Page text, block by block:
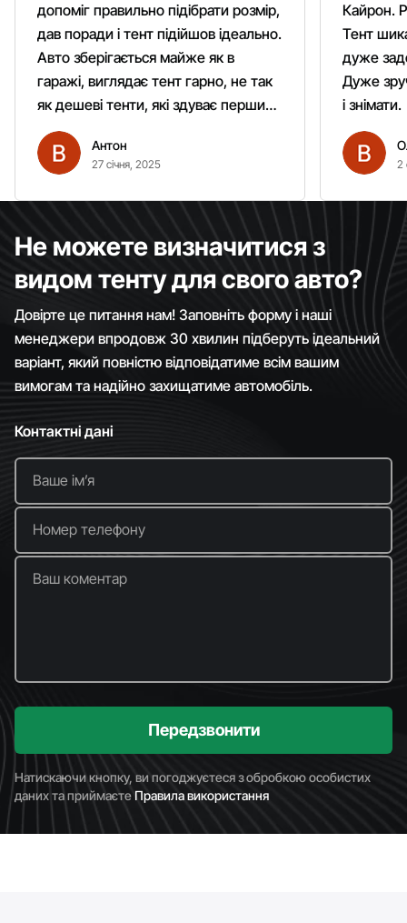
допоміг правильно підібрати розмір,
дав поради і тент підійшов ідеально.
Авто зберігається майже як в
гаражі, виглядає тент гарно, не так
як дешеві тенти, які здуває першим
вітром. Гарно кріпиться.
Рекомендую однозначно!
Антон
27 січня, 2025
Кайрон.
Тент
дуже
Дуже
і знімати.
2
Не можете визначитися з
видом тенту для свого авто?
Довірте це питання нам! Заповніть форму і наші
менеджери впродовж 30 хвилин підберуть ідеальний
варіант, який повністю відповідатиме всім вашим
вимогам та надійно захищатиме автомобіль.
Контактні дані
Ваше імʼя
Номер телефону
Ваш коментар
Передзвонити
Натискаючи кнопку, ви погоджуєтеся з обробкою особистих
даних та приймаєтеПравила використання